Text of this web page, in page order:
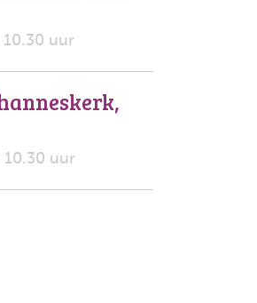
uur
10.30 uur